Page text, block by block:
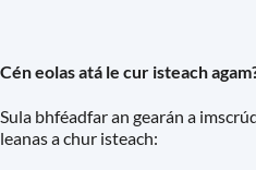
Cén eolas atá le cur isteach
Sula bhféadfar an gearán a
leanas a chur isteach: